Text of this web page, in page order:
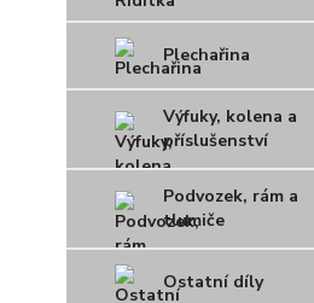
Plechařina
Výfuky, kolena a
příslušenství
Podvozek, rám a
tlumiče
Ostatní díly